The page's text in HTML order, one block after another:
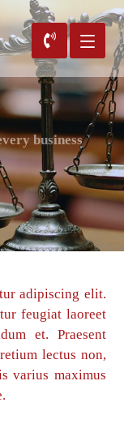
business
adipiscing elit.
feugiat laoreet
et. Praesent
lectus non,
varius maximus